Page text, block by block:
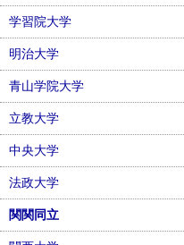
学習院大学
明治大学
青山学院大学
立教大学
中央大学
法政大学
関関同立